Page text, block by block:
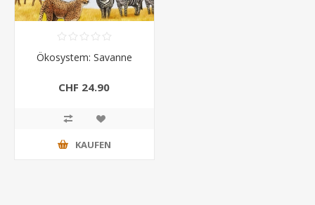
Ökosystem: Savanne
CHF 24.90
KAUFEN